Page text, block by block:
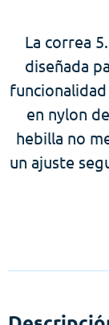
La correa
diseñada
en nylon
hebilla no
un ajuste